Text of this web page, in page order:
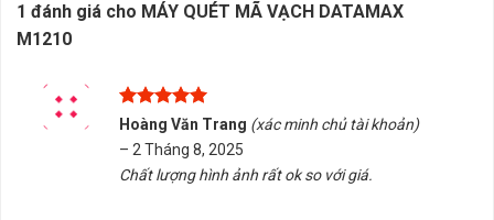
1 đánh giá cho MÁY QUÉT MÃ VẠCH DATAMAX
M1210
Được xếp
hạng5
sao
Hoàng Văn Trang (xác minh chủ tài khoản)
– 2 Tháng 8, 2025
Chất lượng hình ảnh rất ok so với giá.